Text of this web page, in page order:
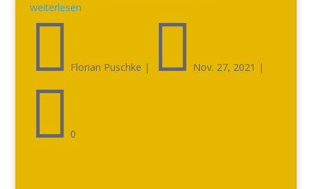
weiterlesen
 Florian Puschke |  Nov. 27, 2021 |
 0